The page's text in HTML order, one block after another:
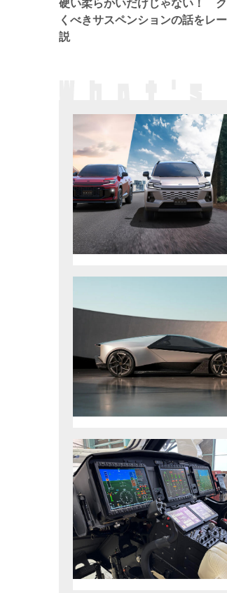
硬い柔らかいだけじゃない！
くべきサスペンションの話をレ
説